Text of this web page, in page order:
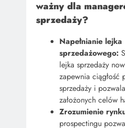
ważny dla
sprzedaży?
Napełnianie lejka
sprzedażowego:
lejka sprzedaży
zapewnia ciągłość
sprzedaży i
założonych celów
Zrozumienie
prospectingu